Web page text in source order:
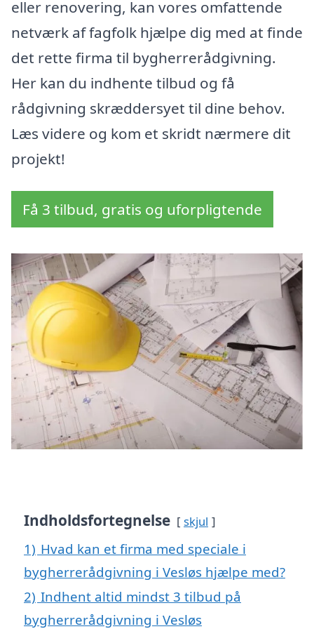
eller renovering, kan vores omfattende
netværk af fagfolk hjælpe dig med at finde
det rette firma til bygherrerådgivning.
Her kan du indhente tilbud og få
rådgivning skræddersyet til dine behov.
Læs videre og kom et skridt nærmere dit
projekt!
Få 3 tilbud, gratis og uforpligtende
Indholdsfortegnelse skjul
1) Hvad kan et firma med speciale i
bygherrerådgivning i Vesløs hjælpe med?
2) Indhent altid mindst 3 tilbud på
bygherrerådgivning i Vesløs